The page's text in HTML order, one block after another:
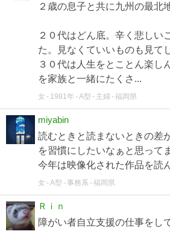
２歳の息子と共に九州の最北
２０代はどん底。辛く悲しい
た。見なくていいものも見て
３０代は人生をとことん楽し
を家族と一緒にたくさ...
女 1981年 A型 主婦 福岡県
miyabin
読むときと読まないときの差
を習慣にしたいなぁと思って
今年は映像化された作品を読
女 A型 事務系 福岡県
Ｒｉｎ
障がい者自立支援の仕事をし